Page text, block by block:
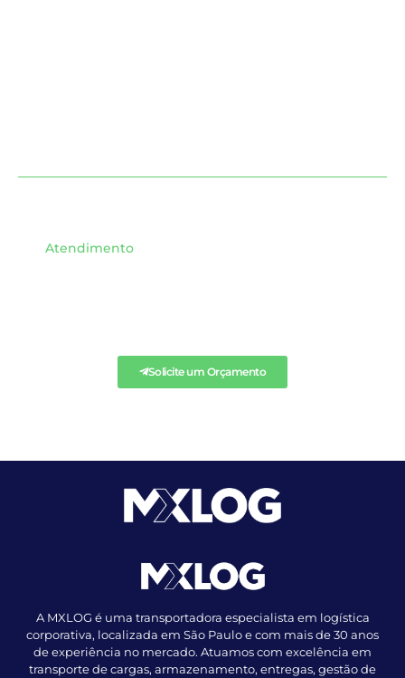
Atendimento
Solicite um Orçamento
A MXLOG é uma transportadora especialista em logística
corporativa, localizada em São Paulo e com mais de 30 anos
de experiência no mercado. Atuamos com excelência em
transporte de cargas, armazenamento, entregas, gestão de